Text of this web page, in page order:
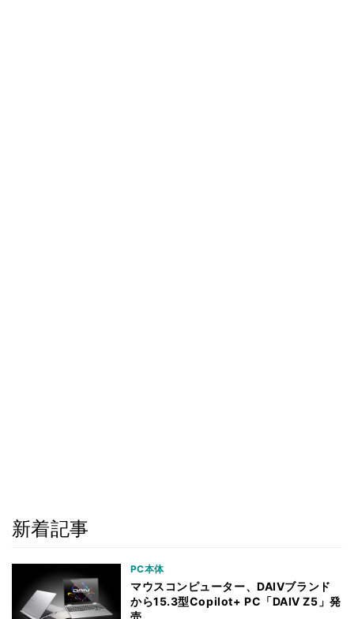
新着記事
PC本体
マウスコンピューター、DAIVブランド
から15.3型Copilot+ PC「DAIV Z5」発
売